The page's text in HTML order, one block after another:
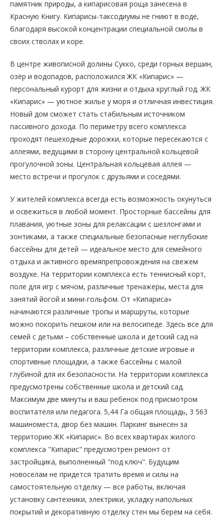
памятник природы, а кипарисовая роща занесена в
Красную Книгу. Кипарисы-таксодиумы не гниют в воде,
благодаря высокой концентрации специальной смолы в
своих стволах и коре.
В центре живописной долины Сукко, среди горных вершин,
озёр и водопадов, расположился ЖК «Кипарис» —
персональный курорт для жизни и отдыха круглый год. ЖК
«Кипарис» — уютное жилье у моря и отличная инвестиция.
Новый дом сможет стать стабильным источником
пассивного дохода. По периметру всего комплекса
проходят пешеходные дорожки, которые пересекаются с
аллеями, ведущими в сторону центральной кольцевой
прогулочной зоны. Центральная кольцевая аллея —
место встречи и прогулок с друзьями и соседями.
У жителей комплекса всегда есть возможность окунуться
и освежиться в любой момент. Просторные бассейны для
плавания, уютные зоны для релаксации с шезлонгами и
зонтиками, а также специальные безопасные неглубокие
бассейны для детей — идеальное место для семейного
отдыха и активного времяпрепровождения на свежем
воздухе. На территории комплекса есть теннисный корт,
поле для игр с мячом, различные тренажеры, места для
занятий йогой и мини-гольфом. От «Кипариса»
начинаются различные тропы и маршруты, которые
можно покорить пешком или на велосипеде. Здесь все для
семей с детьми – собственные школа и детский сад на
территории комплекса, различные детские игровые и
спортивные площадки, а также бассейны с малой
глубиной для их безопасности. На территории комплекса
предусмотрены собственные школа и детский сад.
Максимум две минуты и ваш ребенок под присмотром
воспитателя или педагога. 5,44 Га общая площадь, 3 563
машиноместа, двор без машин. Паркинг вынесен за
территорию ЖК «Кипарис». Во всех квартирах жилого
комплекса "Кипарис" предусмотрен ремонт от
застройщика, выполненный "под ключ". Будущим
новоселам не придется тратить время и силы на
самостоятельную отделку — все работы, включая
установку сантехники, электрики, укладку напольных
покрытий и декоративную отделку стен мы берем на себя.